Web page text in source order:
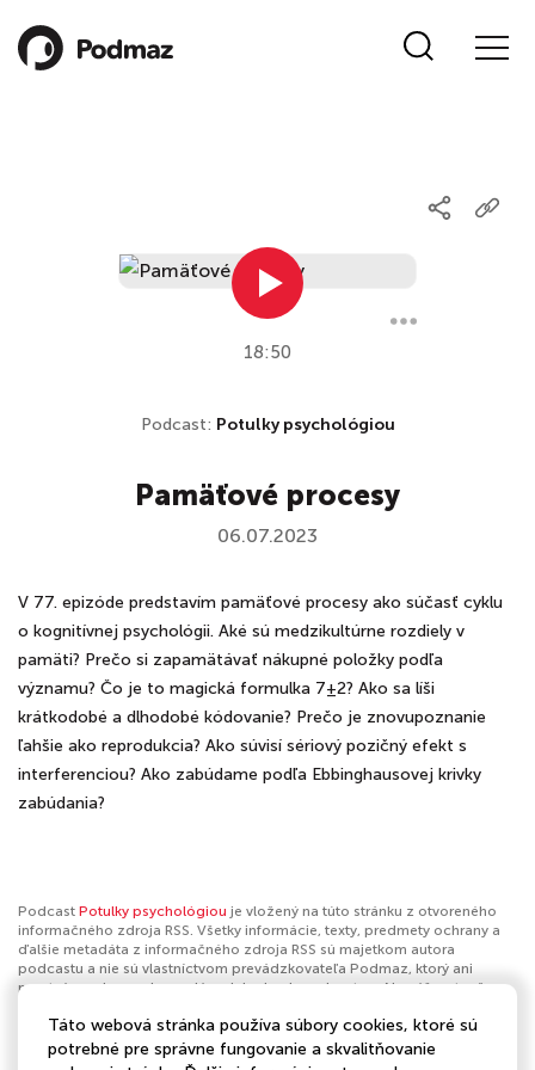
18:50
Podcast: Potulky psychológiou
Pamäťové procesy
06.07.2023
V 77. epizóde predstavím pamäťové procesy ako súčasť cyklu
o kognitívnej psychológii. Aké sú medzikultúrne rozdiely v
pamäti? Prečo si zapamätávať nákupné položky podľa
významu? Čo je to magická formulka 7±2? Ako sa líši
krátkodobé a dlhodobé kódovanie? Prečo je znovupoznanie
ľahšie ako reprodukcia? Ako súvisí sériový pozičný efekt s
interferenciou? Ako zabúdame podľa Ebbinghausovej krivky
zabúdania?
Podcast Potulky psychológiou je vložený na túto stránku z otvoreného
informačného zdroja RSS. Všetky informácie, texty, predmety ochrany a
ďalšie metadáta z informačného zdroja RSS sú majetkom autora
podcastu a nie sú vlastníctvom prevádzkovateľa Podmaz, ktorý ani
nevytvára ani nezodpovedá za ich obsah podcastov. Ak máš za to, že
nahlásiť obsah. Ak je toto tvoj podcast a chceš získať kontrolu nad týmto
profilomklikni sem.
Táto webová stránka používa súbory cookies, ktoré sú
potrebné pre správne fungovanie a skvalitňovanie